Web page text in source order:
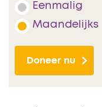
Eenmalig
Maandelijks
Doneer nu